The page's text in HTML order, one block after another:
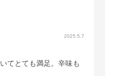
2025.5.7
てとても満足。辛味も